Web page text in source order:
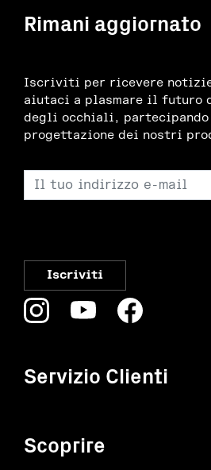
Rimani aggiornato
Iscriviti per ricevere
aiutaci a plasmare il futuro
degli occhiali, partecipando
progettazione dei nostri
Servizio Clienti
Scoprire